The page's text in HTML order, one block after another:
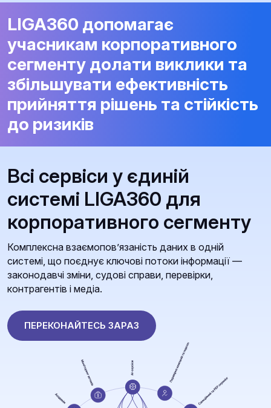
LIGA360 допомагає
учасникам корпоративного
сегменту долати виклики та
збільшувати ефективність
прийняття рішень та стійкість
до ризиків
Всі сервіси у єдиній
системі LIGA360 для
корпоративного сегменту
Комплексна взаємопов’язаність даних в одній
системі, що поєднує ключові потоки інформації —
законодавчі зміни, судові справи, перевірки,
контрагентів і медіа.
ПЕРЕКОНАЙТЕСЬ ЗАРАЗ